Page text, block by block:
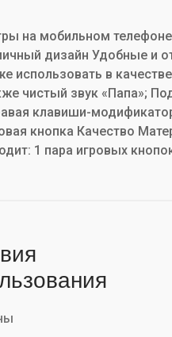
на мобильном
дизайн Удобные
в
чистый звук «Папа»;
клавиши-
кнопка Качество
1 пара игровых